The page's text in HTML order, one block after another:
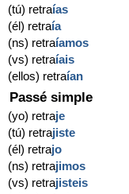
(tú) retraías
(él) retraía
(ns) retraíamos
(vs) retraíais
(ellos) retraían
Passé simple
(yo) retraje
(tú) retrajiste
(él) retrajo
(ns) retrajimos
(vs) retrajisteis